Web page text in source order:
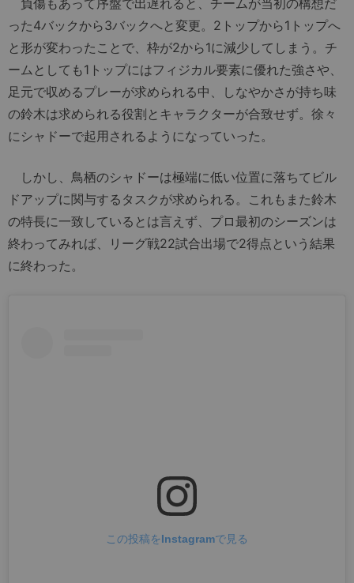
った4バックから3バックへと変更。2トップから1トップへ
と形が変わったことで、枠が2から1に減少してしまう。チ
ームとしても1トップにはフィジカル要素に優れた強さや、
足元で収めるプレーが求められる中、しなやかさが持ち味
の鈴木は求められる役割とキャラクターが合致せず。徐々
にシャドーで起用されるようになっていった。
しかし、鳥栖のシャドーは極端に低い位置に落ちてビル
ドアップに関与するタスクが求められる。これもまた鈴木
の特長に一致しているとは言えず、プロ最初のシーズンは
終わってみれば、リーグ戦22試合出場で2得点という結果
に終わった。
この投稿をInstagramで見る